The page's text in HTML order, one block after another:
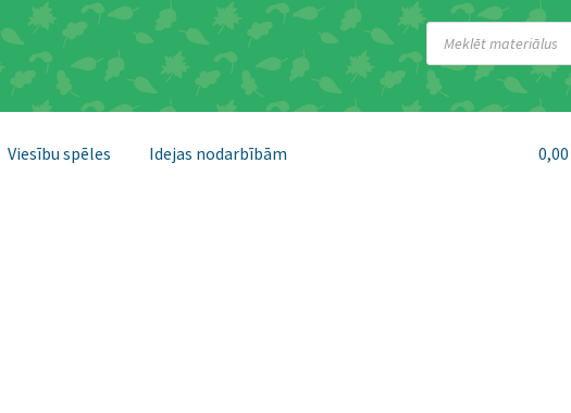
Products
search
Viesību spēles Idejas nodarbībām 0,00